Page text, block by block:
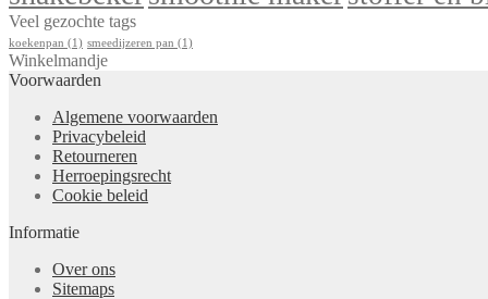
Veel gezochte tags
koekenpan (1) smeedijzeren pan (1)
Winkelmandje
Voorwaarden
Algemene voorwaarden
Privacybeleid
Retourneren
Herroepingsrecht
Cookie beleid
Informatie
Over ons
Sitemaps